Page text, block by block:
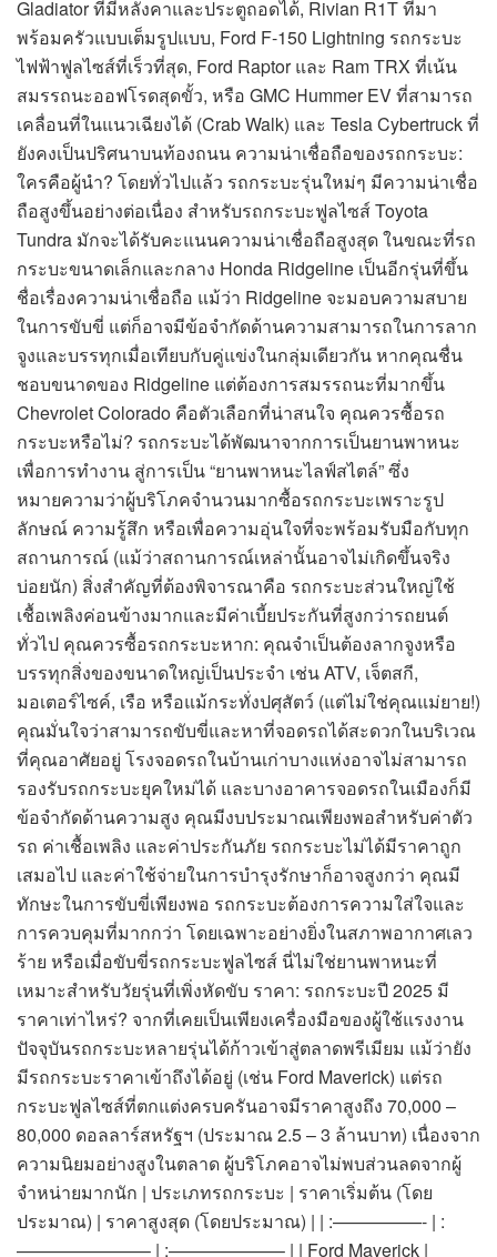
Gladiator ที่มีหลังคาและประตูถอดได้, Rivian R1T ที่มา
พร้อมครัวแบบเต็มรูปแบบ, Ford F-150 Lightning รถกระบะ
ไฟฟ้าฟูลไซส์ที่เร็วที่สุด, Ford Raptor และ Ram TRX ที่เน้น
สมรรถนะออฟโรดสุดขั้ว, หรือ GMC Hummer EV ที่สามารถ
เคลื่อนที่ในแนวเฉียงได้ (Crab Walk) และ Tesla Cybertruck ที่
ยังคงเป็นปริศนาบนท้องถนน ความน่าเชื่อถือของรถกระบะ:
ใครคือผู้นำ? โดยทั่วไปแล้ว รถกระบะรุ่นใหม่ๆ มีความน่าเชื่อ
ถือสูงขึ้นอย่างต่อเนื่อง สำหรับรถกระบะฟูลไซส์ Toyota
Tundra มักจะได้รับคะแนนความน่าเชื่อถือสูงสุด ในขณะที่รถ
กระบะขนาดเล็กและกลาง Honda Ridgeline เป็นอีกรุ่นที่ขึ้น
ชื่อเรื่องความน่าเชื่อถือ แม้ว่า Ridgeline จะมอบความสบาย
ในการขับขี่ แต่ก็อาจมีข้อจำกัดด้านความสามารถในการลาก
จูงและบรรทุกเมื่อเทียบกับคู่แข่งในกลุ่มเดียวกัน หากคุณชื่น
ชอบขนาดของ Ridgeline แต่ต้องการสมรรถนะที่มากขึ้น
Chevrolet Colorado คือตัวเลือกที่น่าสนใจ คุณควรซื้อรถ
กระบะหรือไม่? รถกระบะได้พัฒนาจากการเป็นยานพาหนะ
เพื่อการทำงาน สู่การเป็น “ยานพาหนะไลฟ์สไตล์” ซึ่ง
หมายความว่าผู้บริโภคจำนวนมากซื้อรถกระบะเพราะรูป
ลักษณ์ ความรู้สึก หรือเพื่อความอุ่นใจที่จะพร้อมรับมือกับทุก
สถานการณ์ (แม้ว่าสถานการณ์เหล่านั้นอาจไม่เกิดขึ้นจริง
บ่อยนัก) สิ่งสำคัญที่ต้องพิจารณาคือ รถกระบะส่วนใหญ่ใช้
เชื้อเพลิงค่อนข้างมากและมีค่าเบี้ยประกันที่สูงกว่ารถยนต์
ทั่วไป คุณควรซื้อรถกระบะหาก: คุณจำเป็นต้องลากจูงหรือ
บรรทุกสิ่งของขนาดใหญ่เป็นประจำ เช่น ATV, เจ็ตสกี,
มอเตอร์ไซค์, เรือ หรือแม้กระทั่งปศุสัตว์ (แต่ไม่ใช่คุณแม่ยาย!)
คุณมั่นใจว่าสามารถขับขี่และหาที่จอดรถได้สะดวกในบริเวณ
ที่คุณอาศัยอยู่ โรงจอดรถในบ้านเก่าบางแห่งอาจไม่สามารถ
รองรับรถกระบะยุคใหม่ได้ และบางอาคารจอดรถในเมืองก็มี
ข้อจำกัดด้านความสูง คุณมีงบประมาณเพียงพอสำหรับค่าตัว
รถ ค่าเชื้อเพลิง และค่าประกันภัย รถกระบะไม่ได้มีราคาถูก
เสมอไป และค่าใช้จ่ายในการบำรุงรักษาก็อาจสูงกว่า คุณมี
ทักษะในการขับขี่เพียงพอ รถกระบะต้องการความใส่ใจและ
การควบคุมที่มากกว่า โดยเฉพาะอย่างยิ่งในสภาพอากาศเลว
ร้าย หรือเมื่อขับขี่รถกระบะฟูลไซส์ นี่ไม่ใช่ยานพาหนะที่
เหมาะสำหรับวัยรุ่นที่เพิ่งหัดขับ ราคา: รถกระบะปี 2025 มี
ราคาเท่าไหร่? จากที่เคยเป็นเพียงเครื่องมือของผู้ใช้แรงงาน
ปัจจุบันรถกระบะหลายรุ่นได้ก้าวเข้าสู่ตลาดพรีเมียม แม้ว่ายัง
มีรถกระบะราคาเข้าถึงได้อยู่ (เช่น Ford Maverick) แต่รถ
กระบะฟูลไซส์ที่ตกแต่งครบครันอาจมีราคาสูงถึง 70,000 –
80,000 ดอลลาร์สหรัฐฯ (ประมาณ 2.5 – 3 ล้านบาท) เนื่องจาก
ความนิยมอย่างสูงในตลาด ผู้บริโภคอาจไม่พบส่วนลดจากผู้
จำหน่ายมากนัก | ประเภทรถกระบะ | ราคาเริ่มต้น (โดย
ประมาณ) | ราคาสูงสุด (โดยประมาณ) | | :—————- | :
———————– | :——————– | | Ford Maverick |